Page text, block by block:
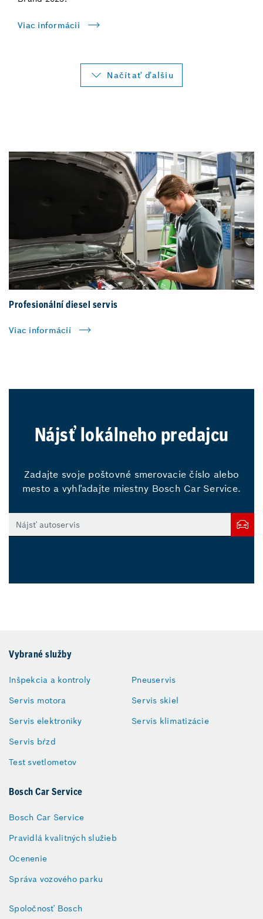
Viac informácii
Načítať ďalšiu
Profesionální diesel servis
Viac informácií
Nájsť lokálneho predajcu
Zadajte svoje poštovné smerovacie číslo alebo
mesto a vyhľadajte miestny Bosch Car Service.
Vybrané služby
Inšpekcia a kontroly
Servis motora
Servis elektroniky
Servis bŕzd
Test svetlometov
Pneuservis
Servis skiel
Servis klimatizácie
Bosch Car Service
Bosch Car Service
Pravidlá kvalitných služieb
Ocenenie
Správa vozového parku
Spoločnosť Bosch